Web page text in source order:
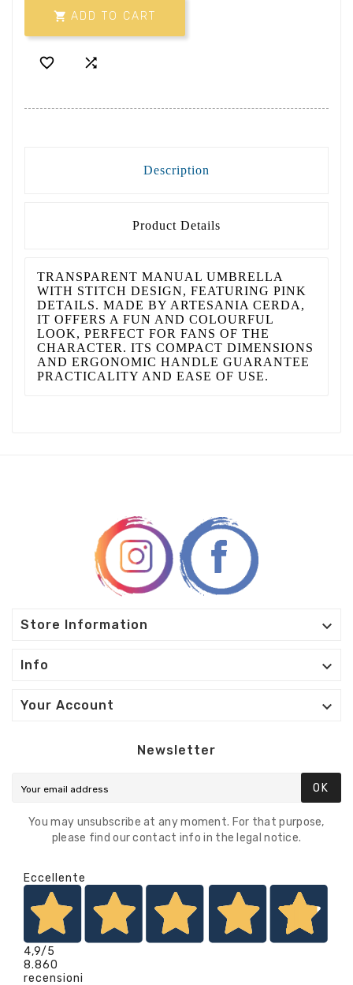
 ADD TO CART
 
Description
Product Details
TRANSPARENT MANUAL UMBRELLA
WITH STITCH DESIGN, FEATURING PINK
DETAILS. MADE BY ARTESANIA CERDA,
IT OFFERS A FUN AND COLOURFUL
LOOK, PERFECT FOR FANS OF THE
CHARACTER. ITS COMPACT DIMENSIONS
AND ERGONOMIC HANDLE GUARANTEE
PRACTICALITY AND EASE OF USE.
Store Information 
Info 
Your Account 
Newsletter
OK
You may unsubscribe at any moment. For that purpose,
please find our contact info in the legal notice.
Eccellente
4,9/5
8.860
recensioni